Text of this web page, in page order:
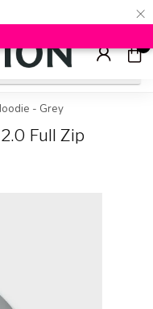
×
0
- Grey
Full Zip